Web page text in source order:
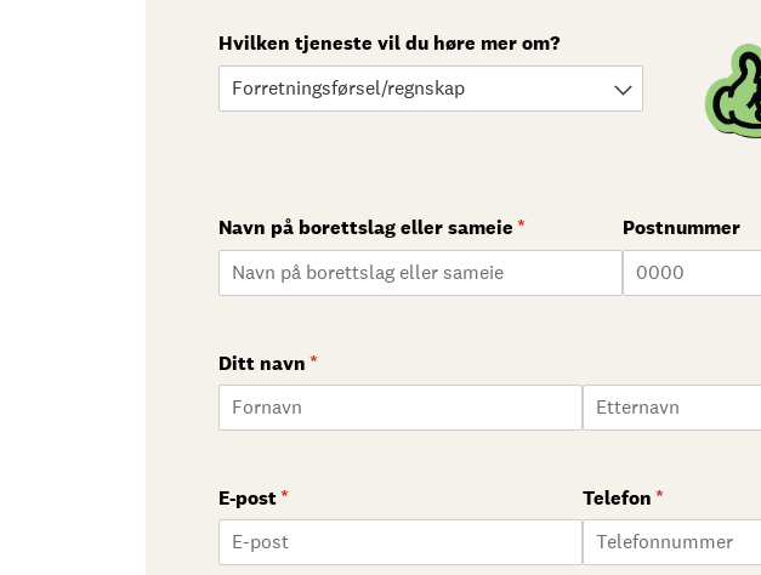
Hvilken tjeneste vil du høre mer om?
Navn på borettslag eller sameie*
(nødvendig)Postnummer
Ditt navn*
(nødvendig)
E-post*
(nødvendig) Telefon*
(nødvendig)